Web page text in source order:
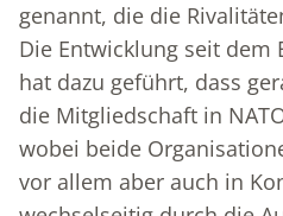
genannt, die die
Die Entwicklung seit dem
hat dazu geführt, dass
die Mitgliedschaft in
wobei beide
vor allem aber auch in